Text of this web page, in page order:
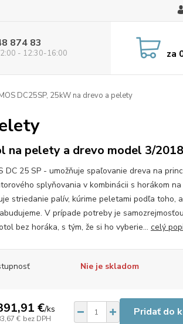
874 83
- 12:30-16:00 za
DC25SP, 25kW na drevo a pelety
na pelety a drevo model 3/
DC 25 SP - umožňuje spaľovanie dreva na
splyňovania v kombinácii s horákom
striedanie palív, kúrime peletami podľa toho,
V prípade potreby je
bez horáka, s tým, že si ho vyberie... celý
Nie je skladom
€/ks
€ bez DPH
Pridať do